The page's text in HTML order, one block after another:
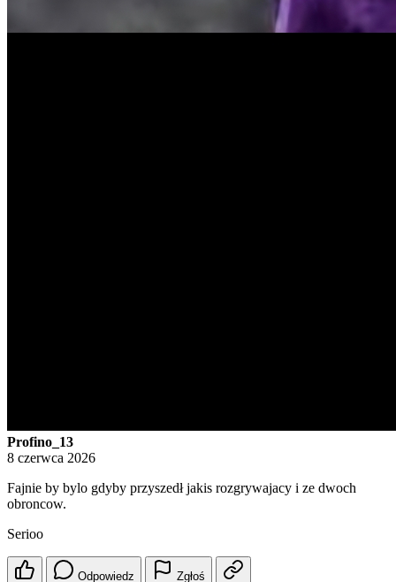
Profino_13
8 czerwca 2026
Fajnie by bylo gdyby przyszedł jakis rozgrywajacy i ze dwoch
obroncow.
Serioo
Odpowiedz Zgłoś